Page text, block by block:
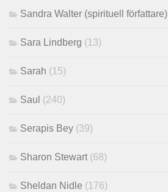
Sandra Walter (spirituell författare)
Sara Lindberg (13)
Sarah (15)
Saul (240)
Serapis Bey (39)
Sharon Stewart (68)
Sheldan Nidle (176)